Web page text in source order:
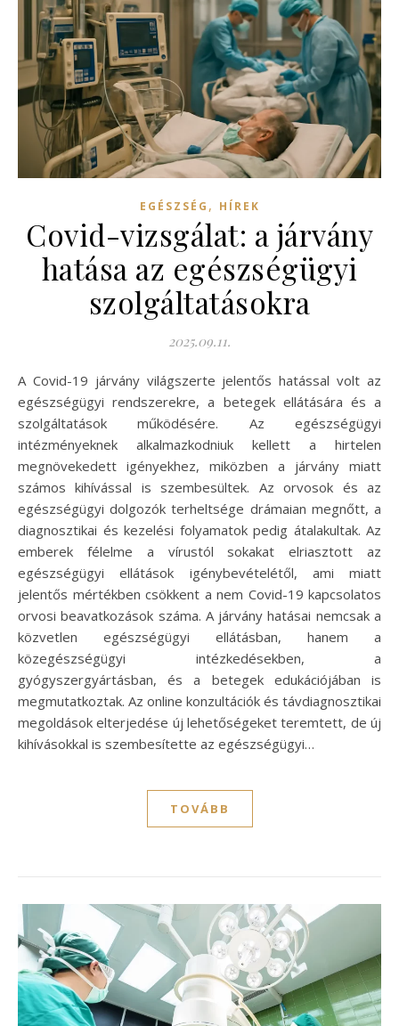
EGÉSZSÉG , HÍREK
Covid-vizsgálat: a járvány
hatása az egészségügyi
szolgáltatásokra
2025.09.11.
A Covid-19 járvány világszerte jelentős hatással volt az
egészségügyi rendszerekre, a betegek ellátására és a
szolgáltatások működésére. Az egészségügyi
intézményeknek alkalmazkodniuk kellett a hirtelen
megnövekedett igényekhez, miközben a járvány miatt
számos kihívással is szembesültek. Az orvosok és az
egészségügyi dolgozók terheltsége drámaian megnőtt, a
diagnosztikai és kezelési folyamatok pedig átalakultak. Az
emberek félelme a vírustól sokakat elriasztott az
egészségügyi ellátások igénybevételétől, ami miatt
jelentős mértékben csökkent a nem Covid-19 kapcsolatos
orvosi beavatkozások száma. A járvány hatásai nemcsak a
közvetlen egészségügyi ellátásban, hanem a
közegészségügyi intézkedésekben, a
gyógyszergyártásban, és a betegek edukációjában is
megmutatkoztak. Az online konzultációk és távdiagnosztikai
megoldások elterjedése új lehetőségeket teremtett, de új
kihívásokkal is szembesítette az egészségügyi…
TOVÁBB